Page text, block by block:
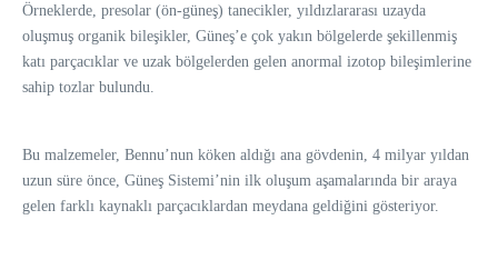
Örneklerde, presolar (ön-güneş) tanecikler, yıldızlararası uzayda
oluşmuş organik bileşikler, Güneş’e çok yakın bölgelerde şekillenmiş
katı parçacıklar ve uzak bölgelerden gelen anormal izotop bileşimlerine
sahip tozlar bulundu.
Bu malzemeler, Bennu’nun köken aldığı ana gövdenin, 4 milyar yıldan
uzun süre önce, Güneş Sistemi’nin ilk oluşum aşamalarında bir araya
gelen farklı kaynaklı parçacıklardan meydana geldiğini gösteriyor.